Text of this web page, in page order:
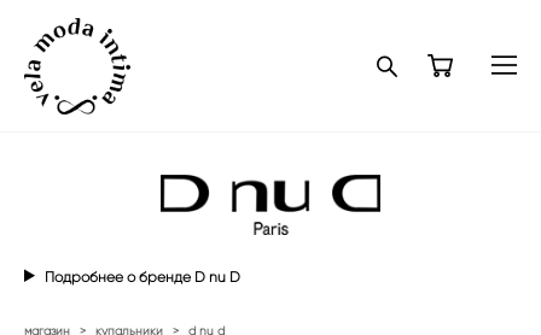
Подробнее о бренде D nu D
магазин > купальники > d nu d